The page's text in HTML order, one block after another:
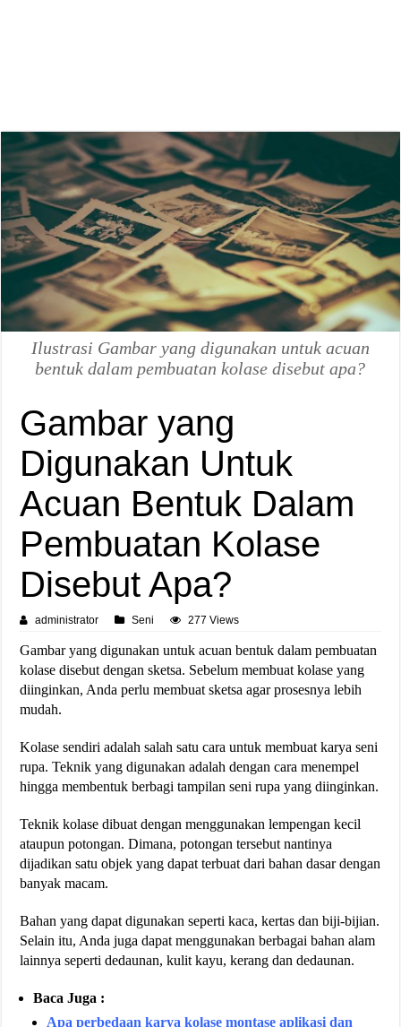
Ilustrasi Gambar yang digunakan untuk acuan
bentuk dalam pembuatan kolase disebut apa?
Gambar yang
Digunakan Untuk
Acuan Bentuk Dalam
Pembuatan Kolase
Disebut Apa?
administrator Seni 277 Views
Gambar yang digunakan untuk acuan bentuk dalam pembuatan
kolase disebut dengan sketsa. Sebelum membuat kolase yang
diinginkan, Anda perlu membuat sketsa agar prosesnya lebih
mudah.
Kolase sendiri adalah salah satu cara untuk membuat karya seni
rupa. Teknik yang digunakan adalah dengan cara menempel
hingga membentuk berbagi tampilan seni rupa yang diinginkan.
Teknik kolase dibuat dengan menggunakan lempengan kecil
ataupun potongan. Dimana, potongan tersebut nantinya
dijadikan satu objek yang dapat terbuat dari bahan dasar dengan
banyak macam.
Bahan yang dapat digunakan seperti kaca, kertas dan biji-bijian.
Selain itu, Anda juga dapat menggunakan berbagai bahan alam
lainnya seperti dedaunan, kulit kayu, kerang dan dedaunan.
Baca Juga :
Apa perbedaan karya kolase montase aplikasi dan